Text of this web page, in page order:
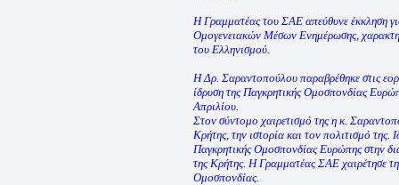
Η Γραμματέας του ΣΑΕ απεύθυνε έκκληση
Ομογενειακών Μέσων Ενημέρωσης,
του Ελληνισμού.
Η Δρ. Σαραντοπούλου παραβρέθηκε στις
ίδρυση της Παγκρητικής Ομοσπονδίας
Απριλίου.
Στον σύντομο χαιρετισμό της η κ.
Κρήτης, την ιστορία και τον πολιτισμό
Παγκρητικής Ομοσπονδίας Ευρώπης στην
της Κρήτης. Η Γραμματέας ΣΑΕ χαιρέτησε
Ομοσπονδίας.